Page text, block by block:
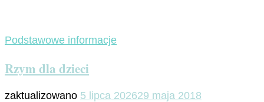
Podstawowe informacje
Rzym dla dzieci
zaktualizowano 5 lipca 202629 maja 2018